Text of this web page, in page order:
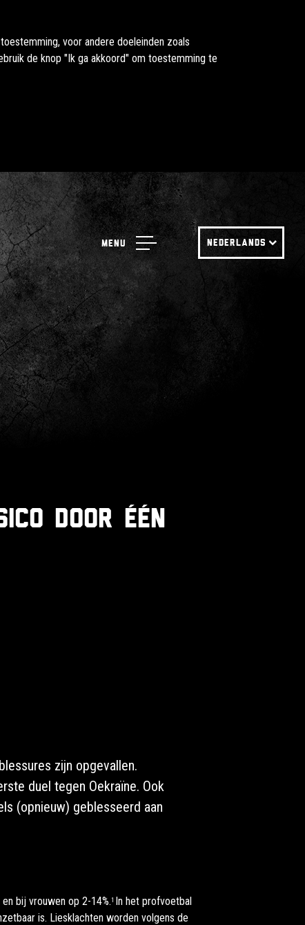
voor andere doeleinden zoals
de knop "Ik ga akkoord" om toestemming te
NEDERLANDS
Menu
door één
zijn opgevallen.
duel tegen Oekraïne. Ook
(opnieuw) geblesseerd aan
bij vrouwen op 2-14%.1 In het profvoetbal
is. Liesklachten worden volgens de